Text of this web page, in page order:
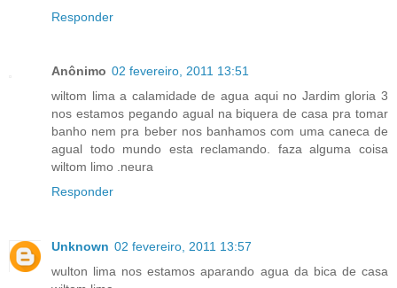
Responder
Anônimo 02 fevereiro, 2011 13:51
wiltom lima a calamidade de agua aqui no Jardim gloria 3
nos estamos pegando agual na biquera de casa pra tomar
banho nem pra beber nos banhamos com uma caneca de
agual todo mundo esta reclamando. faza alguma coisa
wiltom limo .neura
Responder
Unknown 02 fevereiro, 2011 13:57
wulton lima nos estamos aparando agua da bica de casa